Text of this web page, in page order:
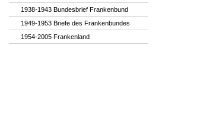
1938-1943 Bundesbrief Frankenbund
1949-1953 Briefe des Frankenbundes
1954-2005 Frankenland